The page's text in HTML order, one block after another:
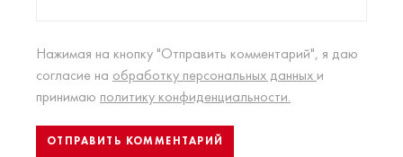
Нажимая на кнопку "Отправить комментарий", я даю
согласие на обработку персональных данных и
принимаю политику конфиденциальности.